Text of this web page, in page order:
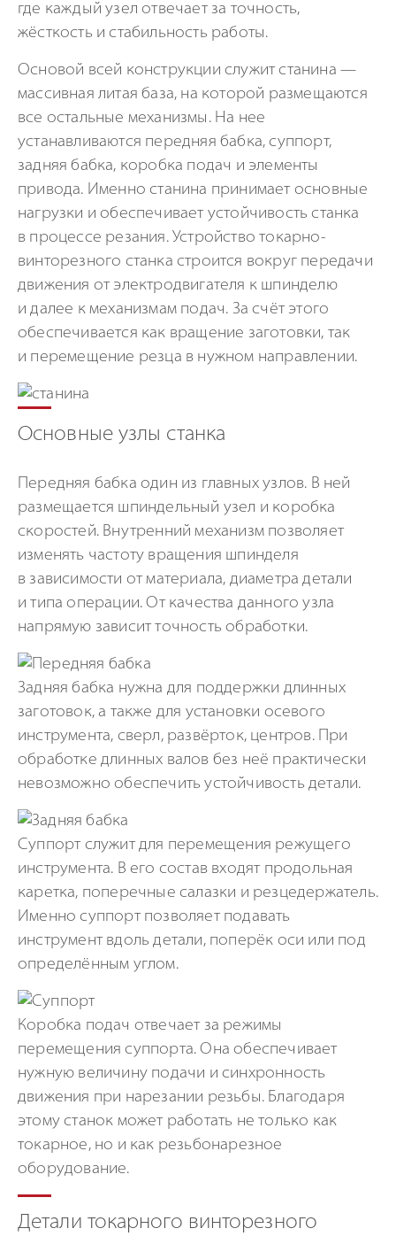
где каждый узел отвечает за точность,
жёсткость и стабильность работы.
Основой всей конструкции служит станина —
массивная литая база, на которой размещаются
все остальные механизмы. На нее
устанавливаются передняя бабка, суппорт,
задняя бабка, коробка подач и элементы
привода. Именно станина принимает основные
нагрузки и обеспечивает устойчивость станка
в процессе резания. Устройство токарно-
винторезного станка строится вокруг передачи
движения от электродвигателя к шпинделю
и далее к механизмам подач. За счёт этого
обеспечивается как вращение заготовки, так
и перемещение резца в нужном направлении.
Основные узлы станка
Передняя бабка один из главных узлов. В ней
размещается шпиндельный узел и коробка
скоростей. Внутренний механизм позволяет
изменять частоту вращения шпинделя
в зависимости от материала, диаметра детали
и типа операции. От качества данного узла
напрямую зависит точность обработки.
Задняя бабка нужна для поддержки длинных
заготовок, а также для установки осевого
инструмента, сверл, развёрток, центров. При
обработке длинных валов без неё практически
невозможно обеспечить устойчивость детали.
Суппорт служит для перемещения режущего
инструмента. В его состав входят продольная
каретка, поперечные салазки и резцедержатель.
Именно суппорт позволяет подавать
инструмент вдоль детали, поперёк оси или под
определённым углом.
Коробка подач отвечает за режимы
перемещения суппорта. Она обеспечивает
нужную величину подачи и синхронность
движения при нарезании резьбы. Благодаря
этому станок может работать не только как
токарное, но и как резьбонарезное
оборудование.
Детали токарного винторезного